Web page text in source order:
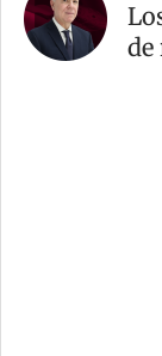
de